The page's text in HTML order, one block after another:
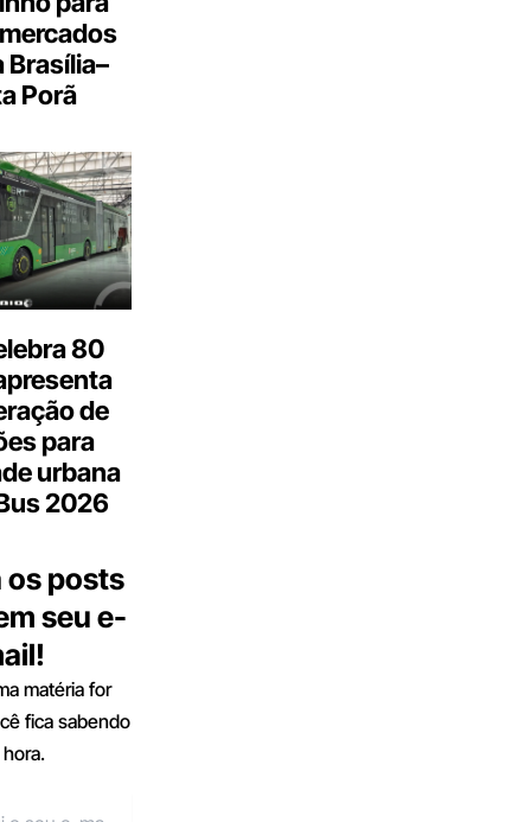
Brasília–
Porã
80
de
para
urbana
2026
os posts
seu e-
matéria for
fica sabendo